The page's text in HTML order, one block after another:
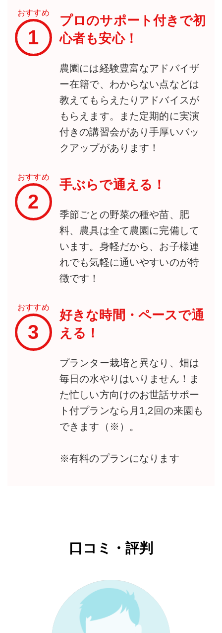
おすすめ
1
プロのサポート付きで初
心者も安心！
農園には経験豊富なアドバイザ
ー在籍で、わからない点などは
教えてもらえたりアドバイスが
もらえます。また定期的に実演
付きの講習会があり手厚いバッ
クアップがあります！
おすすめ
2
手ぶらで通える！
季節ごとの野菜の種や苗、肥
料、農具は全て農園に完備して
います。身軽だから、お子様連
れでも気軽に通いやすいのが特
徴です！
おすすめ
3
好きな時間・ペースで通
える！
プランター栽培と異なり、畑は
毎日の水やりはいりません！ま
た忙しい方向けのお世話サポー
ト付プランなら月1,2回の来園も
できます（※）。
※有料のプランになります
口コミ・評判